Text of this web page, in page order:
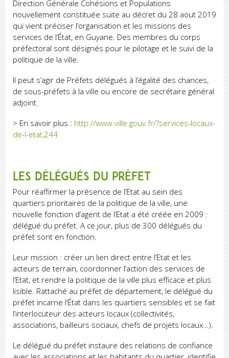
Direction Générale Cohésions et Populations
nouvellement constituée suite au décret du 28 aout 2019
qui vient préciser l’organisation et les missions des
services de l’État, en Guyane. Des membres du corps
préfectoral sont désignés pour le pilotage et le suivi de la
politique de la ville.
Il peut s’agir de Préfets délégués à l’égalité des chances,
de sous-préfets à la ville ou encore de secrétaire général
adjoint.
> En savoir plus : http://www.ville.gouv.fr/?services-locaux-
de-l-etat,244
Les délégués du Préfet
Pour réaffirmer la présence de l’Etat au sein des
quartiers prioritaires de la politique de la ville, une
nouvelle fonction d’agent de l’Etat a été créée en 2009 :
délégué du préfet. A ce jour, plus de 300 délégués du
préfet sont en fonction.
Leur mission : créer un lien direct entre l’Etat et les
acteurs de terrain, coordonner l’action des services de
l’Etat, et rendre la politique de la ville plus efficace et plus
lisible. Rattaché au préfet de département, le délégué du
préfet incarne l’État dans les quartiers sensibles et se fait
l’interlocuteur des acteurs locaux (collectivités,
associations, bailleurs sociaux, chefs de projets locaux…).
Le délégué du préfet instaure des relations de confiance